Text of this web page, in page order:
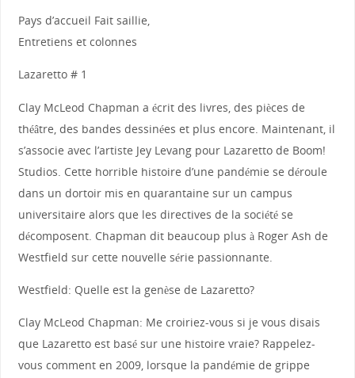
Pays d’accueil Fait saillie,
Entretiens et colonnes
Lazaretto # 1
Clay McLeod Chapman a écrit des livres, des pièces de
théâtre, des bandes dessinées et plus encore. Maintenant, il
s’associe avec l’artiste Jey Levang pour Lazaretto de Boom!
Studios. Cette horrible histoire d’une pandémie se déroule
dans un dortoir mis en quarantaine sur un campus
universitaire alors que les directives de la société se
décomposent. Chapman dit beaucoup plus à Roger Ash de
Westfield sur cette nouvelle série passionnante.
Westfield: Quelle est la genèse de Lazaretto?
Clay McLeod Chapman: Me croiriez-vous si je vous disais
que Lazaretto est basé sur une histoire vraie? Rappelez-
vous comment en 2009, lorsque la pandémie de grippe